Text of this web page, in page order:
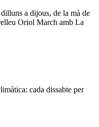
a dijous, de la mà de
Oriol March amb La
cada dissabte per